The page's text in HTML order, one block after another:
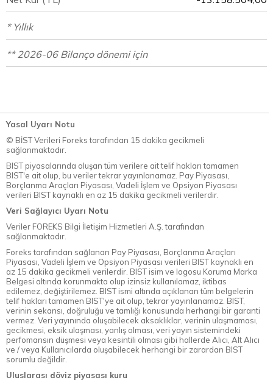
* Yıllık
** 2026-06 Bilanço dönemi için
Yasal Uyarı Notu
© BİST Verileri Foreks tarafından 15 dakika gecikmeli
sağlanmaktadır.
BIST piyasalarında oluşan tüm verilere ait telif hakları tamamen
BIST'e ait olup, bu veriler tekrar yayınlanamaz. Pay Piyasası,
Borçlanma Araçları Piyasası, Vadeli İşlem ve Opsiyon Piyasası
verileri BIST kaynaklı en az 15 dakika gecikmeli verilerdir.
Veri Sağlayıcı Uyarı Notu
Veriler FOREKS Bilgi İletişim Hizmetleri A.Ş. tarafından
sağlanmaktadır.
Foreks tarafından sağlanan Pay Piyasası, Borçlanma Araçları
Piyasası, Vadeli İşlem ve Opsiyon Piyasası verileri BIST kaynaklı en
az 15 dakika gecikmeli verilerdir. BIST isim ve logosu Koruma Marka
Belgesi altında korunmakta olup izinsiz kullanılamaz, iktibas
edilemez, değiştirilemez. BIST ismi altında açıklanan tüm belgelerin
telif hakları tamamen BIST'ye ait olup, tekrar yayınlanamaz. BIST,
verinin sekansı, doğruluğu ve tamlığı konusunda herhangi bir garanti
vermez. Veri yayınında oluşabilecek aksaklıklar, verinin ulaşmaması,
gecikmesi, eksik ulaşması, yanlış olması, veri yayın sistemindeki
perfomansın düşmesi veya kesintili olması gibi hallerde Alıcı, Alt Alıcı
ve / veya Kullanıcılarda oluşabilecek herhangi bir zarardan BIST
sorumlu değildir.
Uluslarası döviz piyasası kuru